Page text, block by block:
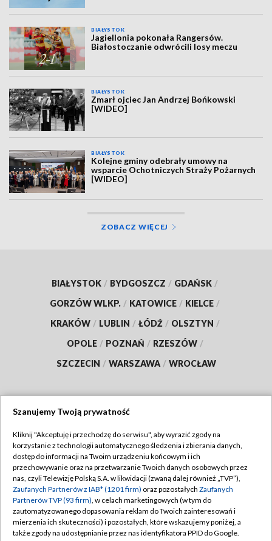
BIAŁYSTOK
Jagiellonia pokonała Rangersów.
Białostoczanie odwrócili losy meczu
BIAŁYSTOK
Zmarł ojciec Jan Andrzej Bońkowski
[WIDEO]
BIAŁYSTOK
Kolejne gminy odebrały umowy na
wsparcie Ochotniczych Straży Pożarnych
[WIDEO]
ZOBACZ WIĘCEJ
BIAŁYSTOK / BYDGOSZCZ / GDAŃSK /
GORZÓW WLKP. / KATOWICE / KIELCE /
KRAKÓW / LUBLIN / ŁÓDŹ / OLSZTYN /
OPOLE / POZNAŃ / RZESZÓW /
SZCZECIN / WARSZAWA / WROCŁAW
TVP
Abonament TVP
Emisja w TVP
Centrum informacji TVP
Naziemna Telewizja Cyfrowa
Regulamin TVP
Polityka prywatności
Moje zgody
Pomoc
Szanujemy Twoją prywatność
Kliknij "Akceptuję i przechodzę do serwisu", aby wyrazić zgody na
korzystanie z technologii automatycznego śledzenia i zbierania danych,
dostęp do informacji na Twoim urządzeniu końcowym i ich
przechowywanie oraz na przetwarzanie Twoich danych osobowych przez
nas, czyli Telewizję Polską S.A. w likwidacji (zwaną dalej również „TVP”),
Zaufanych Partnerów z IAB* (1201 firm) oraz pozostałych Zaufanych
Partnerów TVP (93 firm), w celach marketingowych (w tym do
zautomatyzowanego dopasowania reklam do Twoich zainteresowań i
mierzenia ich skuteczności) i pozostałych, które wskazujemy poniżej, a
także zgody na udostępnianie przez nas identyfikatora PPID do Google.